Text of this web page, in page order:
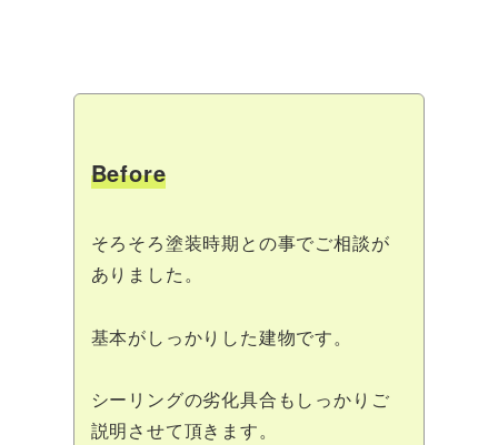
Before
そろそろ塗装時期との事でご相談が
ありました。
基本がしっかりした建物です。
シーリングの劣化具合もしっかりご
説明させて頂きます。